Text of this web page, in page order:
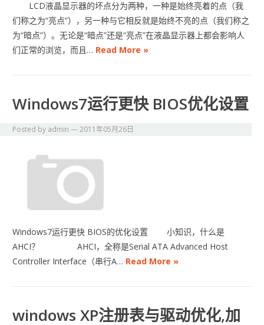
LCD液晶显示器的坏点分为两种，一种是始终亮着的点（我
们称之为“亮点”），另一种与它相反就是始终不亮的点（我们称之
为“暗点”）。无论是“暗点”还是“亮点”在液晶显示器上都会影响人
们正常的浏览，而且… Read More »
Windows7运行更快 BIOS优化设置
Posted by admin —2011年05月26日
Windows7运行更快 BIOS的优化设置 小知识，什么是
AHCI？ AHCI，全称是Serial ATA Advanced Host
Controller Interface（串行A… Read More »
windows XP注册表与驱动优化,加